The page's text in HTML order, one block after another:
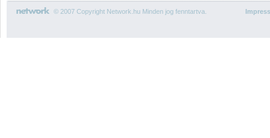
© 2007 Copyright Network.hu Minden jog fenntartva.